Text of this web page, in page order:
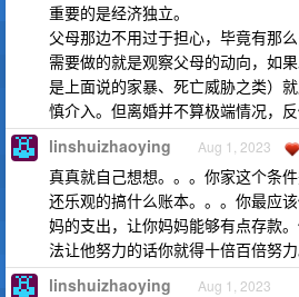
重要的是经济独立。
父母那边不用过于担心，毕竟有那
需要做的就是观察父母的动向，如
是上面说的家暴、死亡威胁之类）
慎介入。但离婚并不算极端情况，
linshuizhaoying Aug 1, 2023
真真就自己想想。。。你家这个条
还乐观的搞什么账本。。。你最应
妈的支出，让你妈妈能够有点存款
法让他努力的话你就得十倍百倍努力
linshuizhaoying Aug 1, 2023